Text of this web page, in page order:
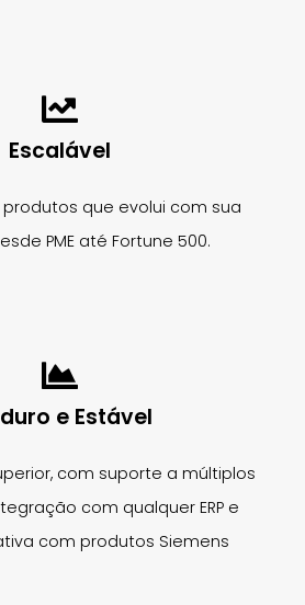
Escalável
que evolui com sua
PME até Fortune 500.
e Estável
com suporte a múltiplos
com qualquer ERP e
com produtos Siemens